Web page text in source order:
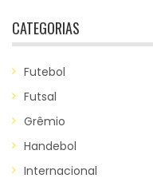
CATEGORIAS
Futebol
Futsal
Grêmio
Handebol
Internacional